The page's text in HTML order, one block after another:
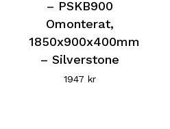
– PSKB900
Omonterat,
1850x900x400mm
– Silverstone
1947 kr